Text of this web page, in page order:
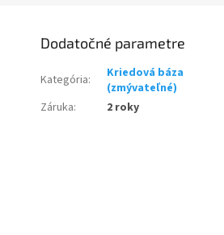
Dodatočné parametre
Kategória:
Kriedová báza
(zmývateľné)
Záruka: 2 roky